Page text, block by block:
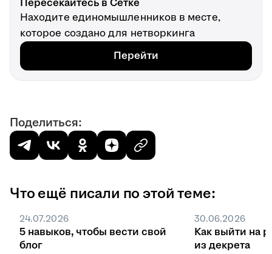
Пересекайтесь в Сетке
Находите единомышленников в месте,
которое создано для нетворкинга
Перейти
Поделиться:
Что ещё писали по этой теме:
24.07.2026
5 навыков, чтобы вести свой
блог
30.06.2026
Как выйти на
из декрета